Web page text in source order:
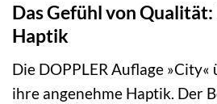
Das Gefühl von
Haptik
Die DOPPLER Auflage
ihre angenehme Haptik. Der